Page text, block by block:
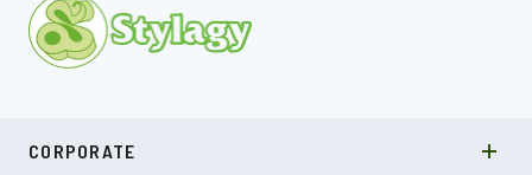
CORPORATE
COMPANY